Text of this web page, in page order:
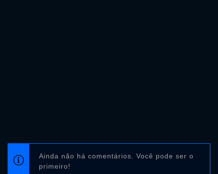
Ainda não há comentários. Você pode ser o
primeiro!